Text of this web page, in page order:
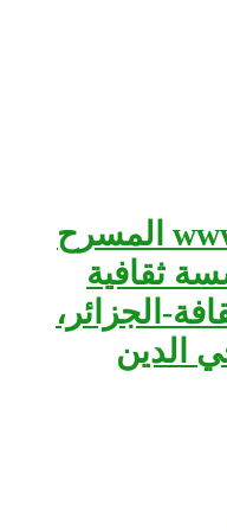
www.tna.dz المسرح
ثقافية
الجزائر،
الدين